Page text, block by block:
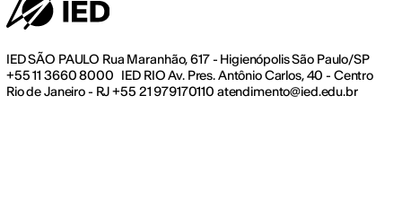
IED SÃO PAULO Rua Maranhão, 617 - Higienópolis São Paulo/SP
+55 11 3660 8000 IED RIO Av. Pres. Antônio Carlos, 40 - Centro
Rio de Janeiro - RJ +55 21 979170110 atendimento@ied.edu.br